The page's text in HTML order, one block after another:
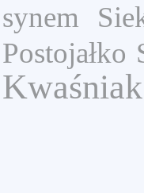
synem
Postojałko